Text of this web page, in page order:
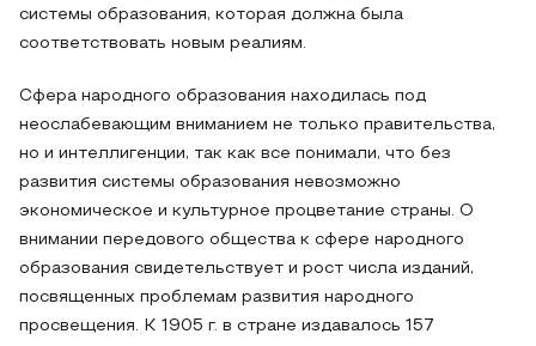
системы образования, которая должна была
соответствовать новым реалиям.
Сфера народного образования находилась под
неослабевающим вниманием не только правительства,
но и интеллигенции, так как все понимали, что без
развития системы образования невозможно
экономическое и культурное процветание страны. О
внимании передового общества к сфере народного
образования свидетельствует и рост числа изданий,
посвященных проблемам развития народного
просвещения. К 1905 г. в стране издавалось 157